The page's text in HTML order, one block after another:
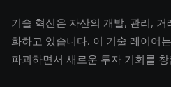
기술 혁신은 자산의 개발, 관리,
화하고 있습니다. 이 기술 레이어
파괴하면서 새로운 투자 기회를